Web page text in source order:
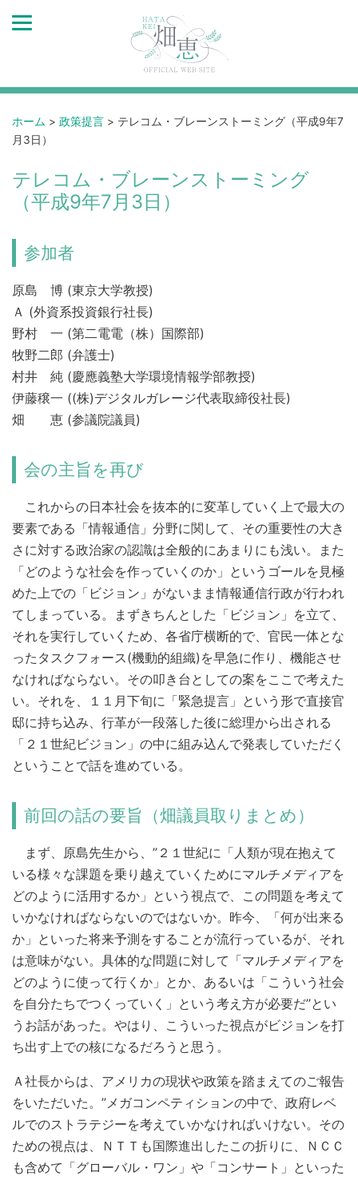
ホーム > 政策提言 > テレコム・ブレーンストーミング（平成9年7
月3日）
テレコム・ブレーンストーミング
（平成9年7月3日）
参加者
原島 博 (東京大学教授)
Ａ (外資系投資銀行社長)
野村 一 (第二電電（株）国際部)
牧野二郎 (弁護士)
村井 純 (慶應義塾大学環境情報学部教授)
伊藤穣一 ((株)デジタルガレージ代表取締役社長)
畑 恵 (参議院議員)
会の主旨を再び
これからの日本社会を抜本的に変革していく上で最大の
要素である「情報通信」分野に関して、その重要性の大き
さに対する政治家の認識は全般的にあまりにも浅い。また
「どのような社会を作っていくのか」というゴールを見極
めた上での「ビジョン」がないまま情報通信行政が行われ
てしまっている。まずきちんとした「ビジョン」を立て、
それを実行していくため、各省庁横断的で、官民一体とな
ったタスクフォース(機動的組織)を早急に作り、機能させ
なければならない。その叩き台としての案をここで考えた
い。それを、１１月下旬に「緊急提言」という形で直接官
邸に持ち込み、行革が一段落した後に総理から出される
「２１世紀ビジョン」の中に組み込んで発表していただく
ということで話を進めている。
前回の話の要旨（畑議員取りまとめ）
まず、原島先生から、”２１世紀に「人類が現在抱えて
いる様々な課題を乗り越えていくためにマルチメディアを
どのように活用するか」という視点で、この問題を考えて
いかなければならないのではないか。昨今、「何が出来る
か」といった将来予測をすることが流行っているが、それ
は意味がない。具体的な問題に対して「マルチメディアを
どのように使って行くか」とか、あるいは「こういう社会
を自分たちでつくっていく」という考え方が必要だ”とい
うお話があった。やはり、こういった視点がビジョンを打
ち出す上での核になるだろうと思う。
Ａ社長からは、アメリカの現状や政策を踏まえてのご報告
をいただいた。”メガコンペティションの中で、政府レベ
ルでのストラテジーを考えていかなければいけない。その
ための視点は、ＮＴＴも国際進出したこの折りに、ＮＣＣ
も含めて「グローバル・ワン」や「コンサート」といった